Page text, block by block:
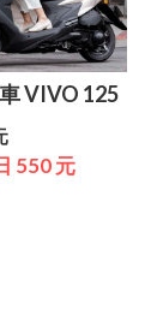
VIVO 125
550 元